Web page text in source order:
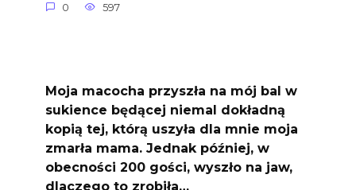
0 597
Moja macocha przyszła na mój bal w
sukience będącej niemal dokładną
kopią tej, którą uszyła dla mnie moja
zmarła mama. Jednak później, w
obecności 200 gości, wyszło na jaw,
dlaczego to zrobiła…